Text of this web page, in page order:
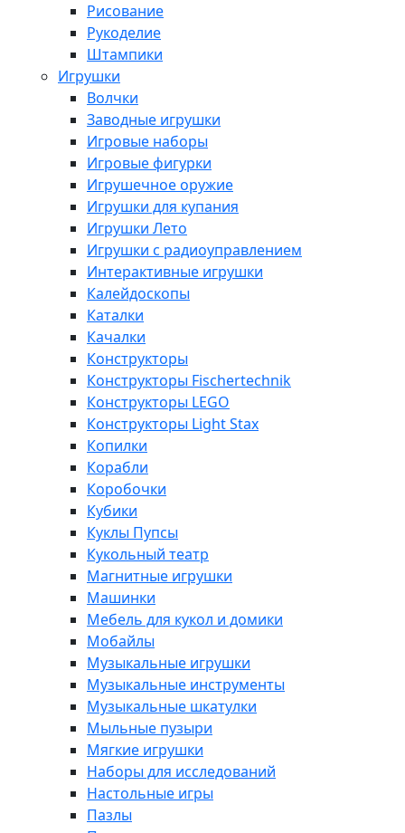
Рисование
Рукоделие
Штампики
Игрушки
Волчки
Заводные игрушки
Игровые наборы
Игровые фигурки
Игрушечное оружие
Игрушки для купания
Игрушки Лето
Игрушки с радиоуправлением
Интерактивные игрушки
Калейдоскопы
Каталки
Качалки
Конструкторы
Конструкторы Fisсhertechnik
Конструкторы LEGO
Конструкторы Light Stax
Копилки
Корабли
Коробочки
Кубики
Куклы Пупсы
Кукольный театр
Магнитные игрушки
Машинки
Мебель для кукол и домики
Мобайлы
Музыкальные игрушки
Музыкальные инструменты
Музыкальные шкатулки
Мыльные пузыри
Мягкие игрушки
Наборы для исследований
Настольные игры
Пазлы